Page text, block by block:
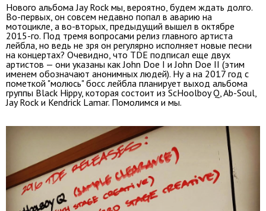
Нового альбома Jay Rock мы, вероятно, будем ждать долго.
Во-первых, он совсем недавно попал в аварию на
мотоцикле, а во-вторых, предыдущий вышел в октябре
2015-го. Под тремя вопросами релиз главного артиста
лейбла, но ведь не зря он регулярно исполняет новые песни
на концертах? Очевидно, что TDE подписал еще двух
артистов — они указаны как John Doe I и John Doe II (этим
именем обозначают анонимных людей). Ну а на 2017 год с
пометкой "молюсь" босс лейбла планирует выход альбома
группы Black Hippy, которая состоит из ScHoolboy Q, Ab-Soul,
Jay Rock и Kendrick Lamar. Помолимся и мы.